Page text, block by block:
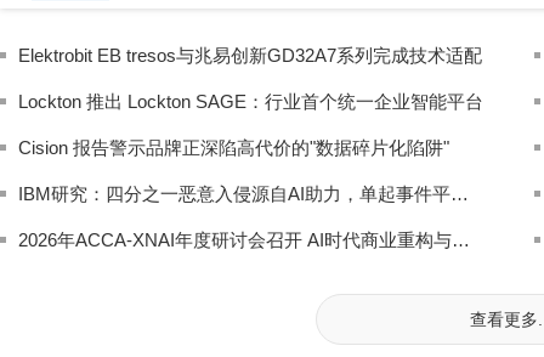
Elektrobit EB tresos与兆易创新GD32A7系列完成技术适配
Lockton 推出 Lockton SAGE：行业首个统一企业智能平台
Cision 报告警示品牌正深陷高代价的"数据碎片化陷阱"
IBM研究：四分之一恶意入侵源自AI助力，单起事件平均损失600万美元
2026年ACCA-XNAI年度研讨会召开 AI时代商业重构与人机共进成焦点
查看更多